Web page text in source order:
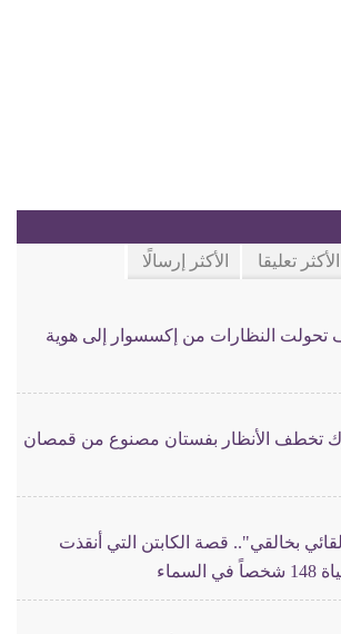
الأكثر تعليقا الأكثر إرسالًا
تحولت النظارات من إكسسوار إلى هوية
تخطف الأنظار بفستان مصنوع من قمصان
بخالقي".. قصة الكابتن التي أنقذت